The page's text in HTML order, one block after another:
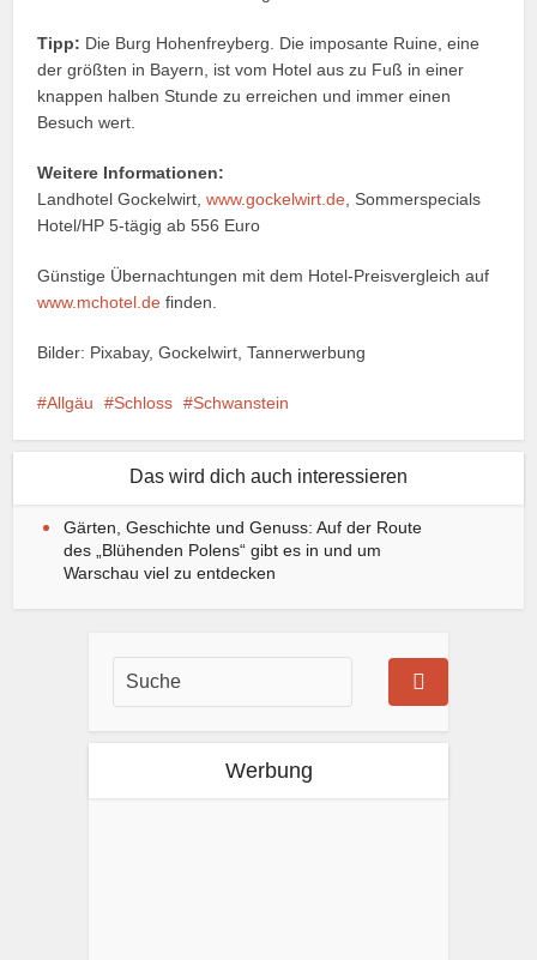
Tipp: Die Burg Hohenfreyberg. Die imposante Ruine, eine
der größten in Bayern, ist vom Hotel aus zu Fuß in einer
knappen halben Stunde zu erreichen und immer einen
Besuch wert.
Weitere Informationen:
Landhotel Gockelwirt,www.gockelwirt.de, Sommerspecials
Hotel/HP 5-tägig ab 556 Euro
Günstige Übernachtungen mit dem Hotel-Preisvergleich auf
www.mchotel.de finden.
Bilder: Pixabay, Gockelwirt, Tannerwerbung
Allgäu Schloss Schwanstein
Das wird dich auch interessieren
Gärten, Geschichte und Genuss: Auf der Route
des „Blühenden Polens“ gibt es in und um
Warschau viel zu entdecken
Werbung